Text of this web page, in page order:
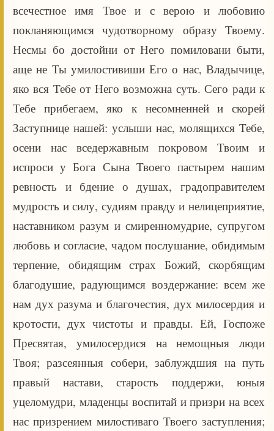
всечестное имя Твое и с верою и любовию
покланяющимся чудотворному образу Твоему.
Несмы бо достойни от Него помиловани быти,
аще не Ты умилостивиши Его о нас, Владычице,
яко вся Тебе от Него возможна суть. Сего ради к
Тебе прибегаем, яко к несомненней и скорей
Заступнице нашей: услыши нас, молящихся Тебе,
осени нас вседержавным покровом Твоим и
испроси у Бога Сына Твоего пастырем нашим
ревность и бдение о душах, градоправителем
мудрость и силу, судиям правду и нелицеприятие,
наставником разум и смиренномудрие, супругом
любовь и согласие, чадом послушание, обидимым
терпение, обидящим страх Божий, скорбящим
благодушие, радующимся воздержание: всем же
нам дух разума и благочестия, дух милосердия и
кротости, дух чистоты и правды. Ей, Госпоже
Пресвятая, умилосердися на немощныя люди
Твоя; разсеянныя собери, заблуждшия на путь
правый настави, старость поддержи, юныя
уцеломудри, младенцы воспитай и призри на всех
нас призрением милостиваго Твоего заступления;